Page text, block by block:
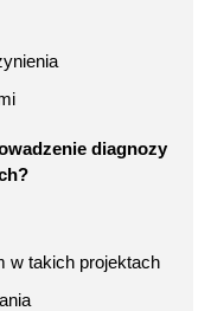
diagnozy
w takich projektach